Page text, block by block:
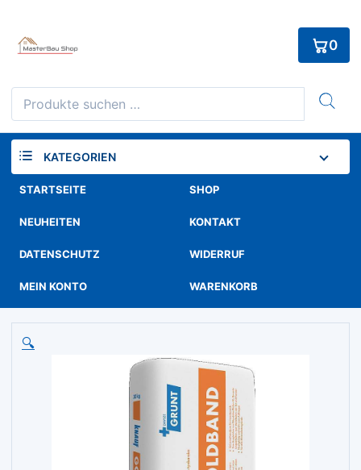
content
Suchen
nach:
0
KATEGORIEN
STARTSEITE SHOP
NEUHEITEN KONTAKT
DATENSCHUTZ WIDERRUF
MEIN KONTO WARENKORB
🔍